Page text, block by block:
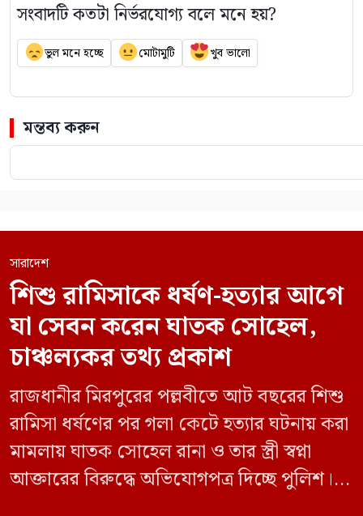
সংবাদটি কতটা নির্ভরযোগ্য বলে মনে হয়?
ভুল মনে হচ্ছে মোটামুটি খুব ভালো
মন্তব্য করুন
সারাদেশ
শিশু রামিসাকে ধর্ষণ-হত্যার আগে
যা সেবন করেন ঘাতক সোহেল,
চাঞ্চল্যকর তথ্য প্রকাশ
রাজধানীর মিরপুরের পল্লবীতে আট বছরের শিশু
রামিসা ধর্ষণের পর গলা কেটে হত্যার ঘটনায় করা
মামলায় ঘাতক সোহেল রানা ও তার স্ত্রী স্বপ্না
আক্তারের বিরুদ্ধে অভিযোগপত্র দিচ্ছে পুলিশ।